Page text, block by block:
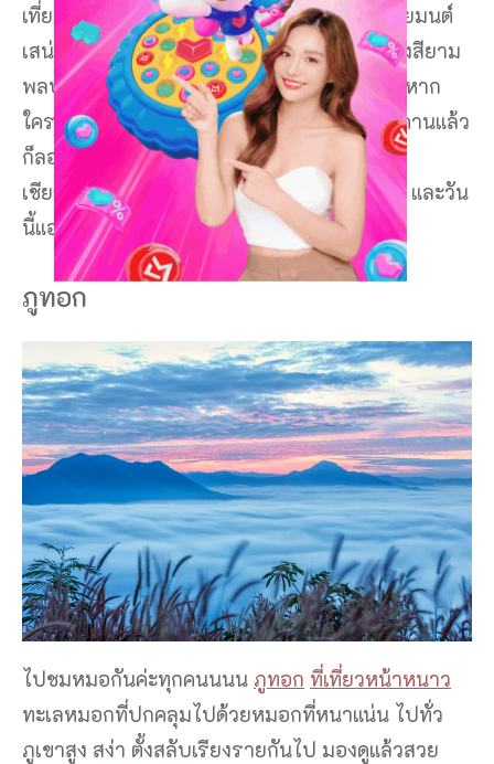
เที่ยวอีกมากมาย บรรยากาศแบบเรียบง่ายด้วยมนต์
เสน่ห์มากมาย ไม่ว่าจะเป็นธรรมชาติ หรือ แสงสียาม
พลบค่ำเป็นแถวเรียงรายผ่านบ้านไม้เก่า หรือ หาก
ใครที่เบื่อ ไม่อยากจะเดินเล่นถนนคนเดินเชียงคานแล้ว
ก็ลองไปเที่ยว ชมวิว ถ่ายรูปชิว ๆ ถนนคนเดิน
เชียงคานรูปภาพ สถานที่ใกล้เคียงกันได้เลยค่ะ และวัน
นี้แอดก็มีสถานที่มาแนะนำด้วยน๊า
ภูทอก
ไปชมหมอกันค่ะทุกคนนนน ภูทอก ที่เที่ยวหน้าหนาว
ทะเลหมอกที่ปกคลุมไปด้วยหมอกที่หนาแน่น ไปทั่ว
ภูเขาสูง สง่า ตั้งสลับเรียงรายกันไป มองดูแล้วสวย